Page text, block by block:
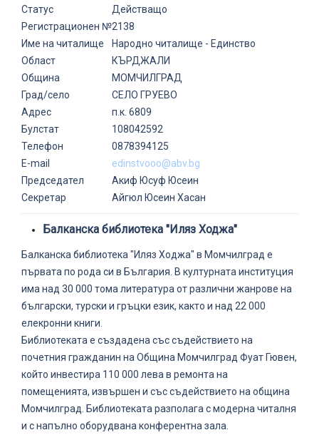
Статус
Действащо
Регистрационен №2138
Име на читалище
Народно читалище - Единство
Област
КЪРДЖАЛИ
Община
МОМЧИЛГРАД
Град/село
СЕЛО ГРУЕВО
Адрес
п.к. 6809
Булстат
108042592
Телефон
0878394125
E-mail
edinstvooo@abv.bg
Председател
Акиф Юсуф Юсеин
Секретар
Айгюл Юсеин Хасан
Балканска библиотека "Иляз Ходжа"
Балканска библиотека "Иляз Ходжа" в Момчилград е
първата по рода си в България. В културната институция
има над 30 000 тома литература от различни жанрове на
български, турски и гръцки език, както и над 22 000
елекронни книги.
Библиотеката е създадена със съдействието на
почетния гражданин на Община Момчилград Фуат Гювен,
който инвестира 110 000 лева в ремонта на
помещенията, извършен и със съдействието на община
Момчилград. Библиотеката разполага с модерна читалня
и с напълно оборудвана конферентна зала.